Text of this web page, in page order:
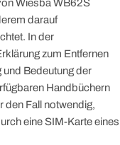
Wiesba WB62S
darauf
In der
zum Entfernen
und Bedeutung der
Handbüchern
den Fall notwendig,
eine SIM-Karte eines